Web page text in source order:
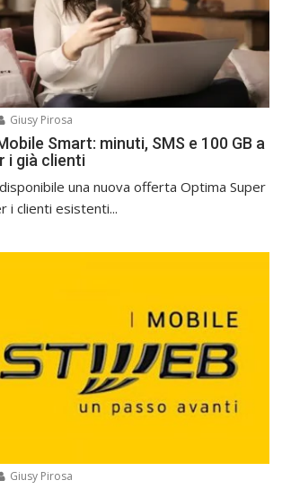
Giusy Pirosa
Smart: minuti, SMS e 100 GB a
i già clienti
una nuova offerta Optima Super
i clienti esistenti...
Giusy Pirosa